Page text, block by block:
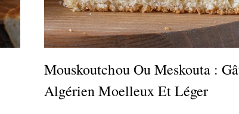
Mouskoutchou Ou Meskouta :
Algérien Moelleux Et Léger